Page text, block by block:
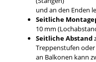
und an den Enden
Seitliche
10 mm
Seitliche Abstand
Treppenstufen
an Balkonen kann